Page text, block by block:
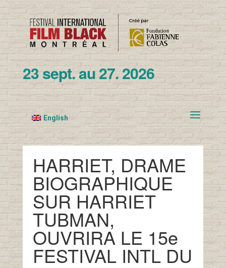
23 sept. au 27. 2026
English
HARRIET, DRAME
BIOGRAPHIQUE
SUR HARRIET
TUBMAN,
OUVRIRA LE 15e
FESTIVAL INTL DU